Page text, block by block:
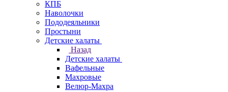
КПБ
Наволочки
Пододеяльники
Простыни
Детские халаты
Назад
Детские халаты
Вафельные
Махровые
Велюр-Махра